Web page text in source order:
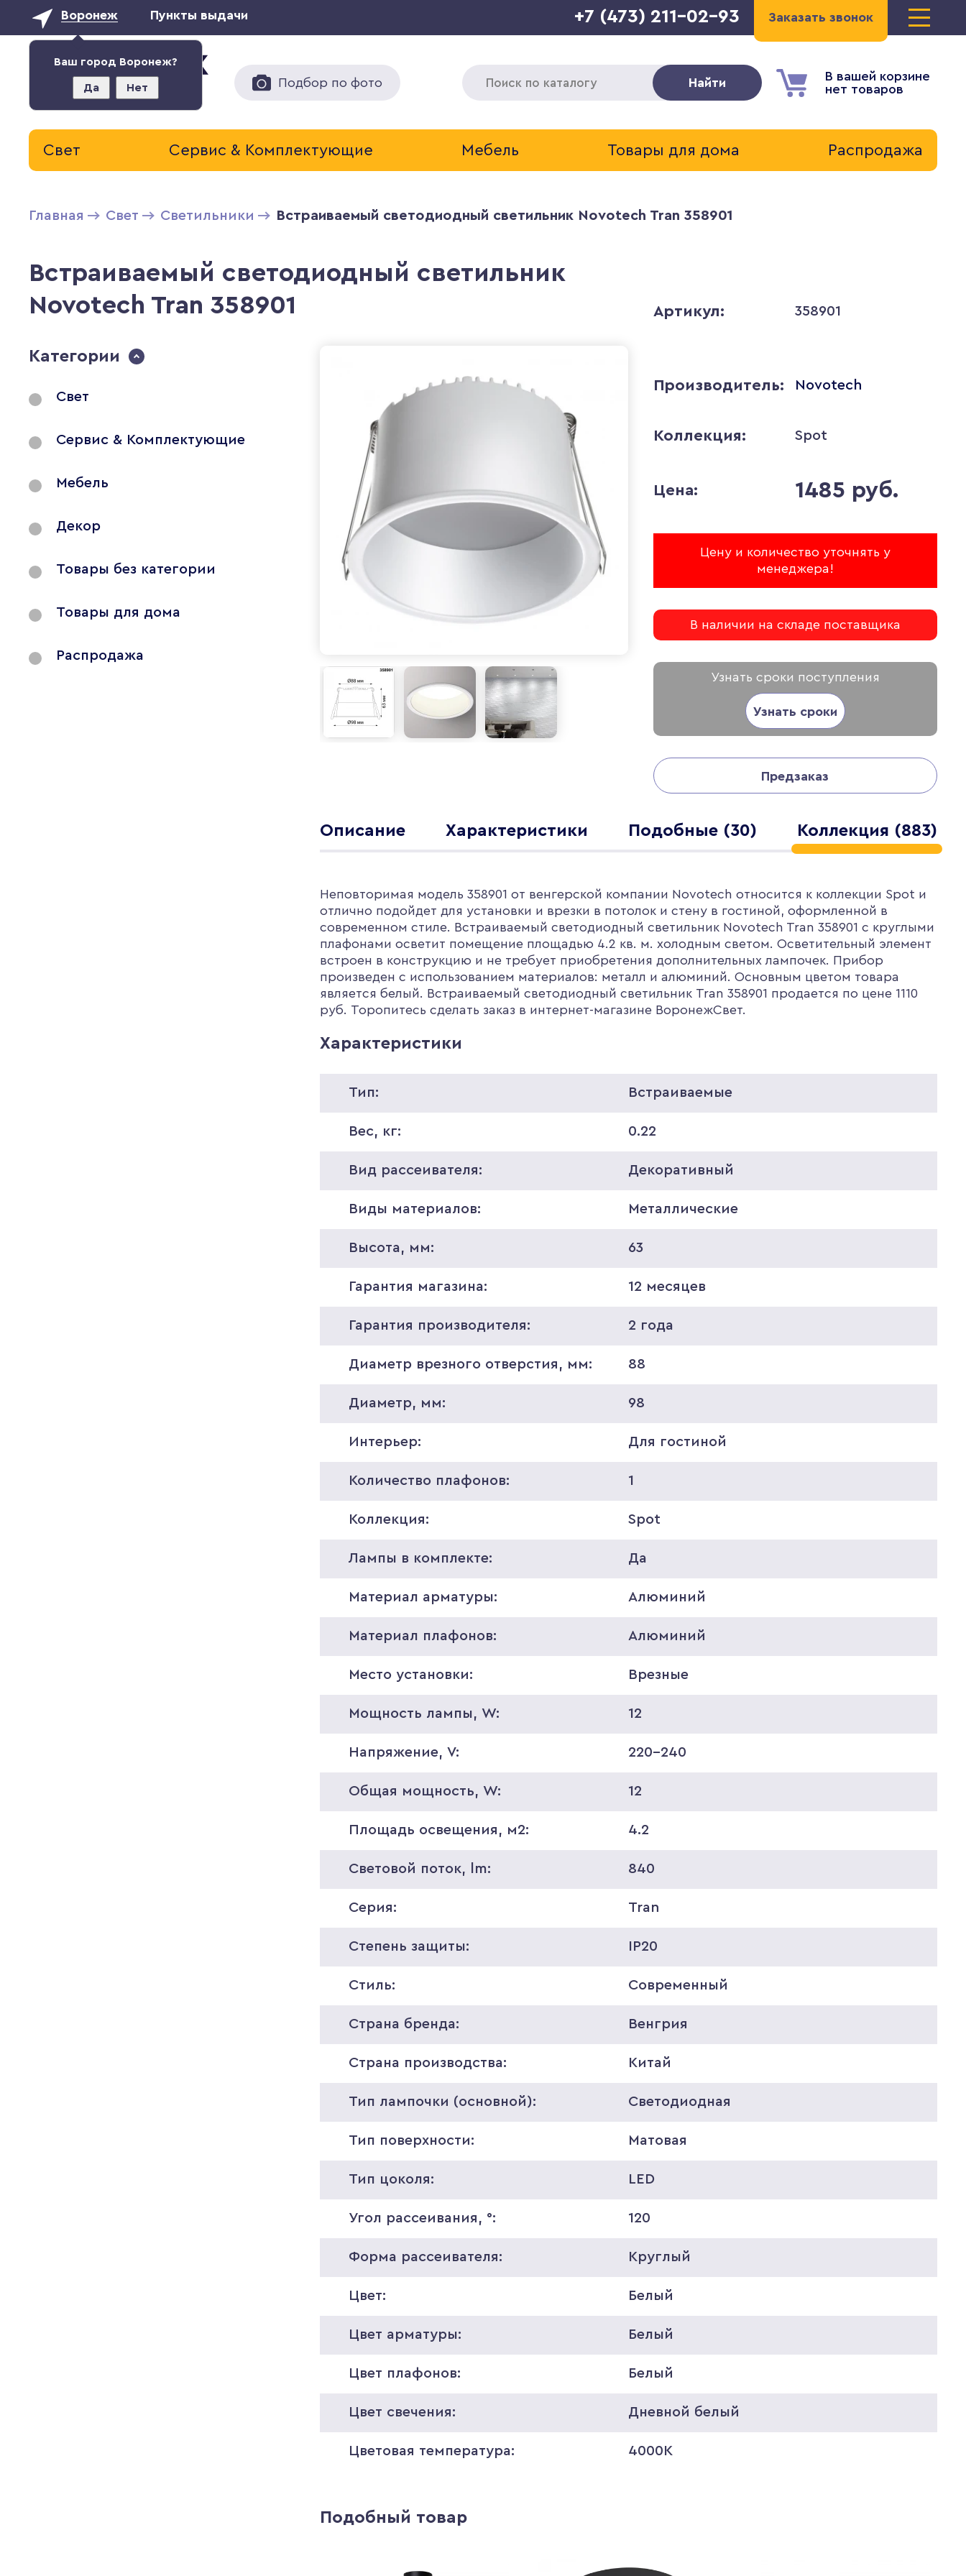
Воронеж
Ваш город Воронеж?
Да Нет
Пункты выдачи Заказать звонок
+7 (473) 211-02-93
Подбор по фото
В вашей корзине
нет товаров
Найти
Свет Сервис & Комплектующие Мебель Товары для дома Распродажа
Главная Свет Светильники Встраиваемый светодиодный светильник Novotech Tran 358901
Встраиваемый светодиодный светильник
Novotech Tran 358901
Категории
Свет
Сервис & Комплектующие
Мебель
Декор
Товары без категории
Товары для дома
Распродажа
Артикул: 358901
Производитель: Novotech
Коллекция: Spot
Цена: 1485 руб.
Цену и количество уточнять у
менеджера!
В наличии на складе поставщика
Узнать сроки поступления
Узнать сроки
Предзаказ
Описание Характеристики Подобные (30) Коллекция (883)
Неповторимая модель 358901 от венгерской компании Novotech относится к коллекции Spot и
отлично подойдет для установки и врезки в потолок и стену в гостиной, оформленной в
современном стиле. Встраиваемый светодиодный светильник Novotech Tran 358901 с круглыми
плафонами осветит помещение площадью 4.2 кв. м. холодным светом. Осветительный элемент
встроен в конструкцию и не требует приобретения дополнительных лампочек. Прибор
произведен с использованием материалов: металл и алюминий. Основным цветом товара
является белый. Встраиваемый светодиодный светильник Tran 358901 продается по цене 1110
руб. Торопитесь сделать заказ в интернет-магазине ВоронежСвет.
Характеристики
Тип: Встраиваемые
Вес, кг: 0.22
Вид рассеивателя: Декоративный
Виды материалов: Металлические
Высота, мм: 63
Гарантия магазина: 12 месяцев
Гарантия производителя: 2 года
Диаметр врезного отверстия, мм: 88
Диаметр, мм: 98
Интерьер: Для гостиной
Количество плафонов: 1
Коллекция: Spot
Лампы в комплекте: Да
Материал арматуры: Алюминий
Материал плафонов: Алюминий
Место установки: Врезные
Мощность лампы, W: 12
Напряжение, V: 220-240
Общая мощность, W: 12
Площадь освещения, м2: 4.2
Световой поток, lm: 840
Серия: Tran
Степень защиты: IP20
Стиль: Современный
Страна бренда: Венгрия
Страна производства: Китай
Тип лампочки (основной): Светодиодная
Тип поверхности: Матовая
Тип цоколя: LED
Угол рассеивания, °: 120
Форма рассеивателя: Круглый
Цвет: Белый
Цвет арматуры: Белый
Цвет плафонов: Белый
Цвет свечения: Дневной белый
Цветовая температура: 4000K
Подобный товар